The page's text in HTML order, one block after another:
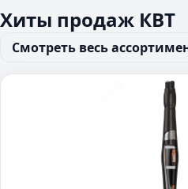
Хиты продаж КВТ
Смотреть весь